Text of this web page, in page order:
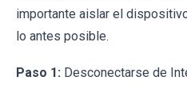
importante aislar el
lo antes posible.
Paso 1: Desconectarse de